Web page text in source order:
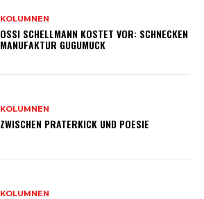
KOLUMNEN
OSSI SCHELLMANN KOSTET VOR: SCHNECKEN
MANUFAKTUR GUGUMUCK
KOLUMNEN
ZWISCHEN PRATERKICK UND POESIE
KOLUMNEN